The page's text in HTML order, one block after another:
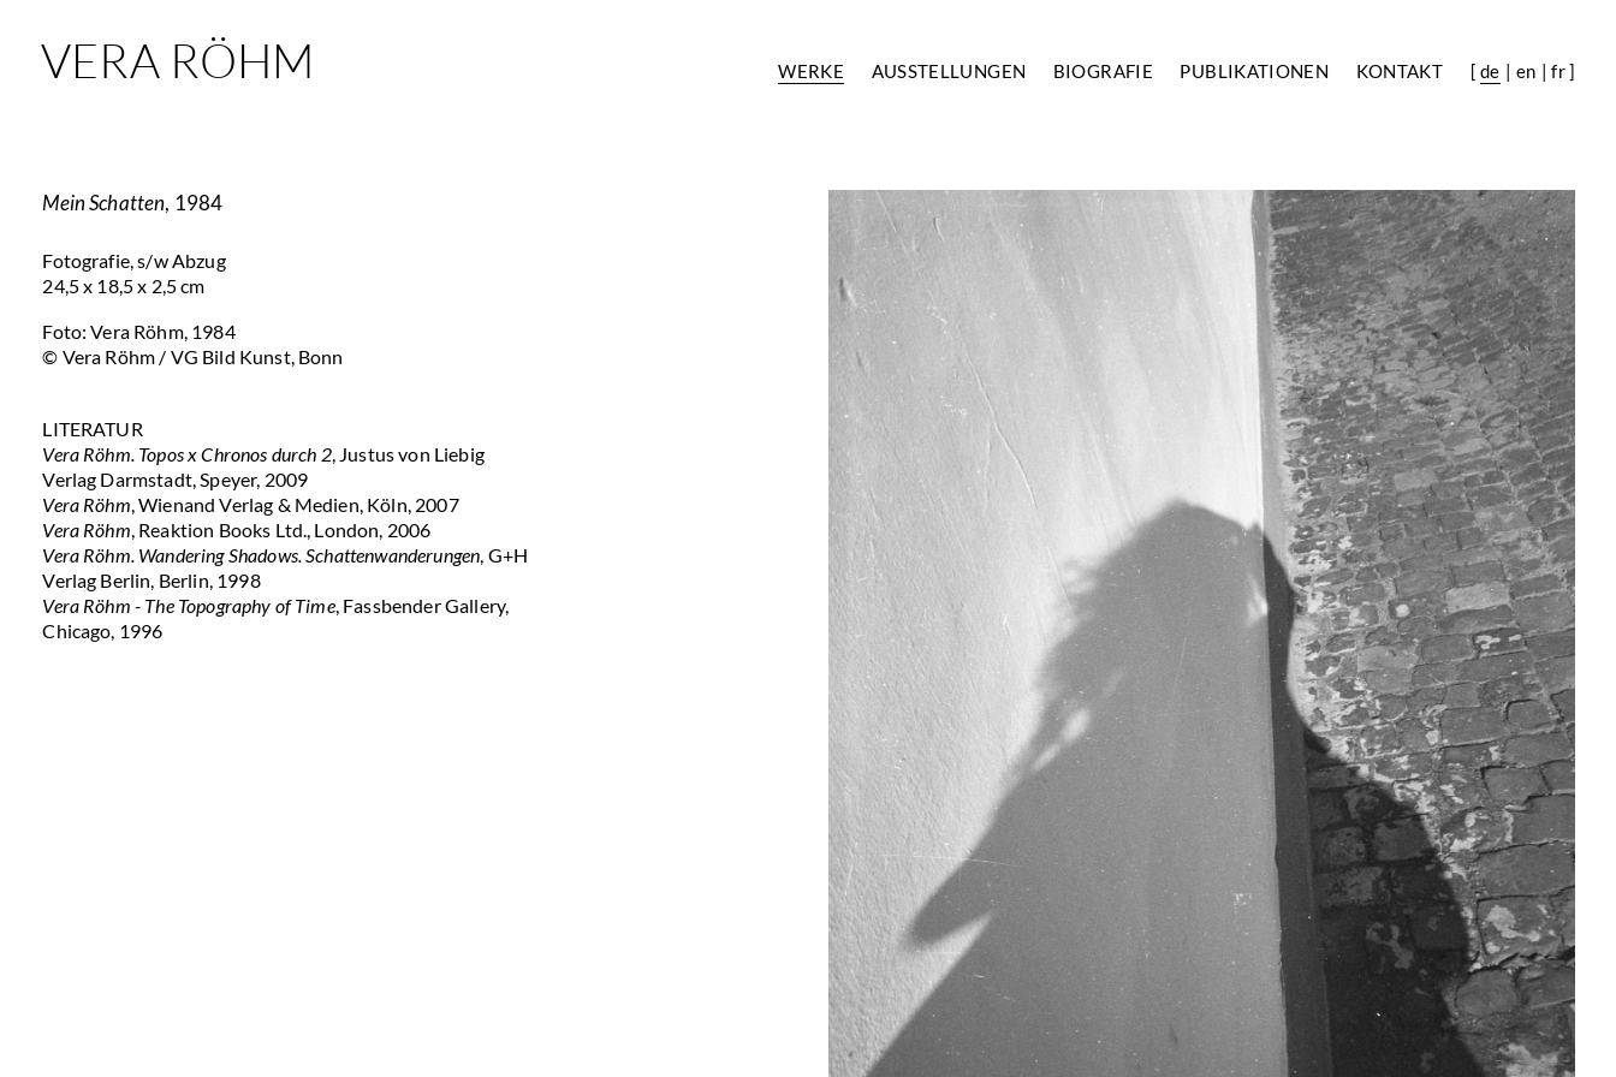
VERA RÖHM WERKE AUSSTELLUNGEN BIOGRAFIE PUBLIKATIONEN KONTAKT [ de en fr]
Mein Schatten, 1984
Fotografie, s/w Abzug
24,5 x 18,5 x 2,5 cm
Foto: Vera Röhm, 1984
© Vera Röhm / VG Bild Kunst, Bonn
LITERATUR
Vera Röhm. Topos x Chronos durch 2, Justus von Liebig
Verlag Darmstadt, Speyer, 2009
Vera Röhm, Wienand Verlag & Medien, Köln, 2007
Vera Röhm, Reaktion Books Ltd., London, 2006
Vera Röhm. Wandering Shadows. Schattenwanderungen, G+H
Verlag Berlin, Berlin, 1998
Vera Röhm - The Topography of Time, Fassbender Gallery,
Chicago, 1996